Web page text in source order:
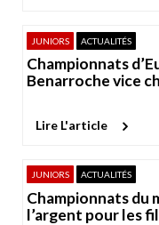
JUNIORS ACTUALITÉS
Championnats
Benarroche vice
Lire L'article
JUNIORS ACTUALITÉS
Championnats du
l’argent pour les